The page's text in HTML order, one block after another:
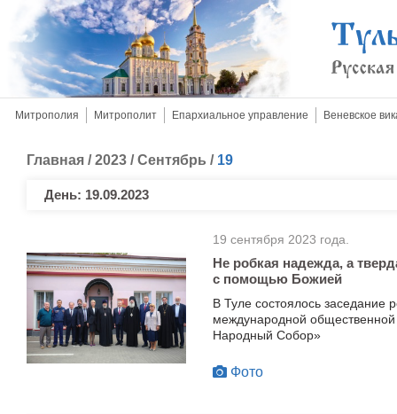
Митрополия Митрополит Епархиальное управление Веневское
Главная /2023 /Сентябрь / 19
День: 19.09.2023
19 сентября 2023 года.
Не робкая надежда, а
с помощью Божией
В Туле состоялось заседание
международной
Народный Собор»
Фото